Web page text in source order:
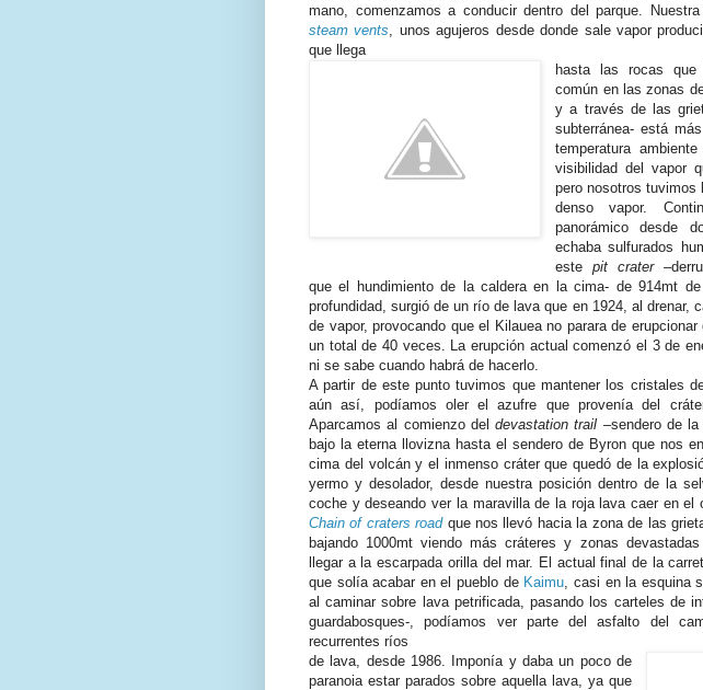
mano, comenzamos a conducir dentro del parque.
steam vents , unos agujeros desde donde sale vapor
que llega
hasta las rocas
común en las zonas
y a través de las
subterránea- está
temperatura
visibilidad del vapor
pero nosotros tuvimos
denso vapor.
panorámico desde
echaba sulfurados
estepit crater
que el hundimiento de la caldera en la cima- de 914mt
profundidad, surgió de un río de lava que en 1924, al drenar,
de vapor, provocando que el Kilauea no parara de
un total de 40 veces. La erupción actual comenzó el 3 de
ni se sabe cuando habrá de hacerlo.
A partir de este punto tuvimos que mantener los cristales
aún así, podíamos oler el azufre que provenía del
Aparcamos al comienzo deldevastation trail –sendero de
bajo la eterna llovizna hasta el sendero de Byron que nos
cima del volcán y el inmenso cráter que quedó de la
yermo y desolador, desde nuestra posición dentro de la
coche y deseando ver la maravilla de la roja lava caer en el
Chain of craters roadque nos llevó hacia la zona de las
bajando 1000mt viendo más cráteres y zonas
llegar a la escarpada orilla del mar. El actual final de la
que solía acabar en el pueblo de Kaimu , casi en la esquina
al caminar sobre lava petrificada, pasando los carteles de
guardabosques-, podíamos ver parte del asfalto del
recurrentes ríos
de lava, desde 1986. Imponía y daba un poco de
paranoia estar parados sobre aquella lava, ya que